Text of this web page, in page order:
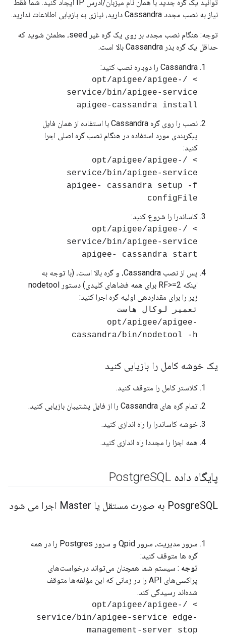
توانید یک گره جدید با همان نام میزبان/آدرس IP ایجاد کنید. شما فقط
نیاز به نصب مجدد Cassandra دارید، نیازی به بازیابی اطلاعات ندارید.
توجه: هنگام نصب مجدد بر روی یک گره غیر seed، مطمئن شوید که
حداقل یک گره بذر Cassandra بالا است.
Cassandra را دوباره نصب کنید:
> /opt/apigee/apigee-
service/bin/apigee-service
apigee-cassandra install
نصب را روی گره Cassandra با استفاده از همان فایل
پیکربندی مورد استفاده در هنگام نصب گره اصلی اجرا
کنید:
> /opt/apigee/apigee-
service/bin/apigee-service
apigee- cassandra setup -f
configFile
کاساندرا را شروع کنید:
> /opt/apigee/apigee-
service/bin/apigee-service
apigee- cassandra start
پس از نصب Cassandra، و گره بالا است، (با توجه به
اینکه RF>=2 برای همه فضاهای کلیدی) دستور nodetool
زیر را برای مقداردهی اولیه گره اجرا کنید:
تعمیر لوکال هاست
opt/apigee/apigee-
cassandra/bin/nodetool -h
یک خوشه کامل را بازیابی کنید
کلاستر کامل را متوقف کنید.
تمام گره های Cassandra را از فایل پشتیبان بازیابی کنید.
خوشه کاساندرا را راه اندازی کنید.
همه اجزا را مجددا راه اندازی کنید.
پایگاه داده PostgreSQL
PosgreSQL به صورت مستقل یا Master اجرا می شود
سرور مدیریت، سرور Qpid و سرور Postgres را در همه
گره ها متوقف کنید:
توجه : سیستم شما همچنان می‌تواند درخواست‌های
پراکسی‌های API را در زمانی که این مؤلفه‌ها متوقف
شده‌اند رسیدگی کند.
> /opt/apigee/apigee-
service/bin/apigee-service edge-
management-server stop